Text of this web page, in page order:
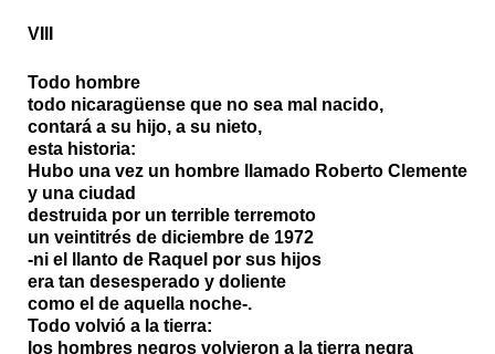
VIII
Todo hombre
todo nicaragüense que no sea mal nacido,
contará a su hijo, a su nieto,
esta historia:
Hubo una vez un hombre llamado Roberto Clemente
y una ciudad
destruida por un terrible terremoto
un veintitrés de diciembre de 1972
-ni el llanto de Raquel por sus hijos
era tan desesperado y doliente
como el de aquella noche-.
Todo volvió a la tierra:
los hombres negros volvieron a la tierra negra